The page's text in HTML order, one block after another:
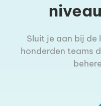
Sluit je aan bij de
honderden teams